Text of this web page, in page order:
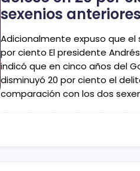
sexenios anteriores
Adicionalmente expuso que
por ciento El presidente
indicó que en cinco años del
disminuyó 20 por ciento el
comparación con los dos